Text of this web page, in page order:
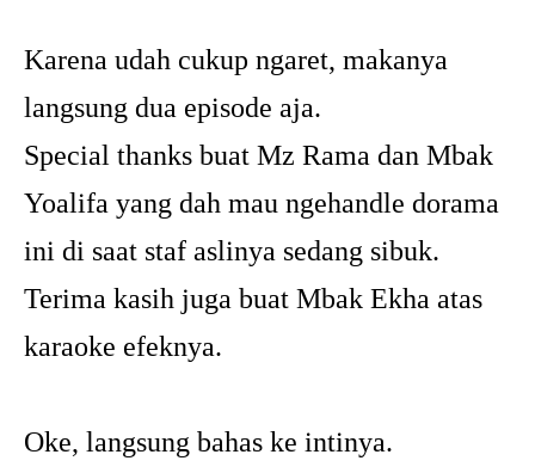
Karena udah cukup ngaret, makanya
langsung dua episode aja.
Special thanks buat Mz Rama dan Mbak
Yoalifa yang dah mau ngehandle dorama
ini di saat staf aslinya sedang sibuk.
Terima kasih juga buat Mbak Ekha atas
karaoke efeknya.
Oke, langsung bahas ke intinya.